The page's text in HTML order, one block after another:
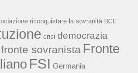
riconquistare la sovranità BCE
crisi democrazia
fronte sovranista Fronte
FSI Germania